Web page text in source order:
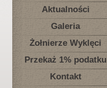
Aktualności
Galeria
Żołnierze Wyklęci
Przekaż 1% podatku
Kontakt